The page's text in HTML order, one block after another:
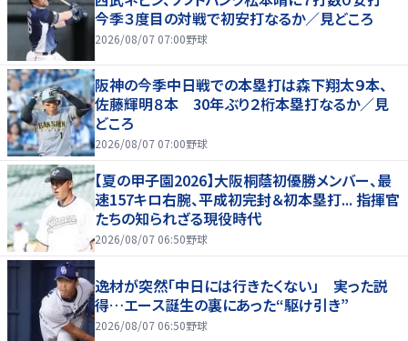
今季３度目の対戦で初安打なるか／見どころ
2026/08/07 07:00野球
阪神の今季中日戦での本塁打は森下翔太９本、
佐藤輝明８本 30年ぶり２桁本塁打なるか／見
どころ
2026/08/07 07:00野球
【夏の甲子園2026】大阪桐蔭初優勝メンバー、最
速157キロ右腕、平成初完封＆初本塁打... 指揮官
たちの知られざる現役時代
2026/08/07 06:50野球
逸材が突然「中日には行きたくない」 実った説
得…エース誕生の裏にあった“駆け引き”
2026/08/07 06:50野球